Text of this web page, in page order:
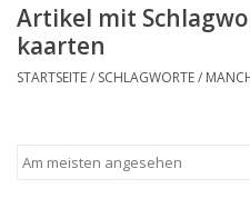
Artikel mit
kaarten
STARTSEITE/ SCHLAGWORTE/